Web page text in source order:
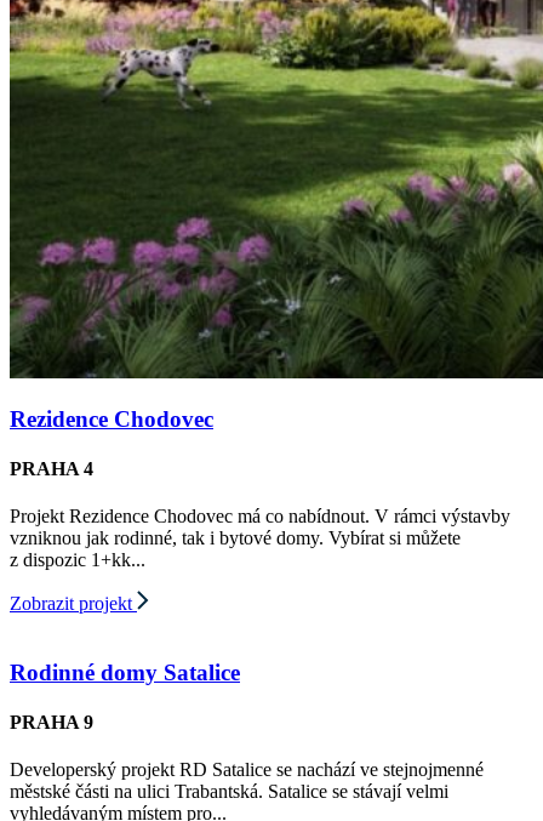
Rezidence Chodovec
PRAHA 4
Projekt Rezidence Chodovec má co nabídnout. V rámci výstavby
vzniknou jak rodinné, tak i bytové domy. Vybírat si můžete
z dispozic 1+kk...
Zobrazit projekt
Rodinné domy Satalice
PRAHA 9
Developerský projekt RD Satalice se nachází ve stejnojmenné
městské části na ulici Trabantská. Satalice se stávají velmi
vyhledávaným místem pro...